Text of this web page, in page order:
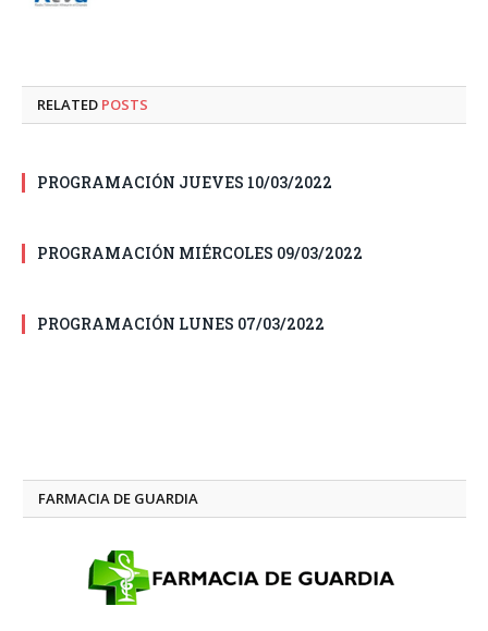
RELATED POSTS
PROGRAMACIÓN JUEVES 10/03/2022
PROGRAMACIÓN MIÉRCOLES 09/03/2022
PROGRAMACIÓN LUNES 07/03/2022
FARMACIA DE GUARDIA